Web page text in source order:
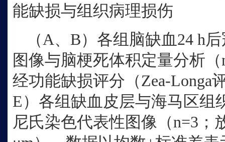
能缺损与组织病理损伤
（ A、B）各组脑缺血24 h
图像与脑梗死体积定量分析
经功能缺损评分（Zea-Longa
E）各组缺血皮层与海马区组
尼氏染色代表性图像（n=3；